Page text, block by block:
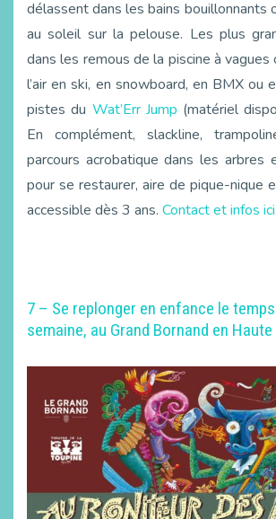
délassent dans les bains bouillonnants
au soleil sur la pelouse. Les plus
dans les remous de la piscine à vagues
l’air en ski, en snowboard, en BMX ou
pistes du Wat’Err Jump (matériel
En complément, slackline,
parcours acrobatique dans les arbres
pour se restaurer, aire de pique-nique
accessible dès 3 ans. Contact et infos ici.
7 – Se replonger en enfance le temps
semaine, au Grand Bornand en